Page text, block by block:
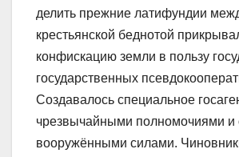
делить прежние латифундии
крестьянской беднотой
конфискацию земли в пользу
государственных
Создавалось специальное
чрезвычайными полномочиями и
вооружёнными силами.